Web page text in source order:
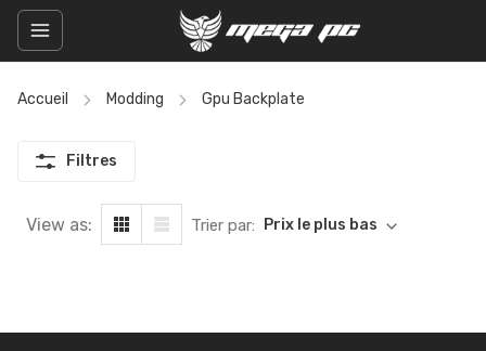
Accueil Modding Gpu Backplate
Filtres
View as: Trier par: Prix le plus bas